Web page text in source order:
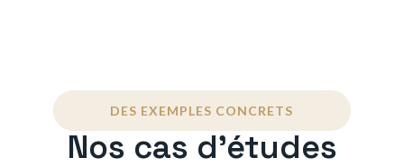
DES EXEMPLES CONCRETS
Nos cas d'études